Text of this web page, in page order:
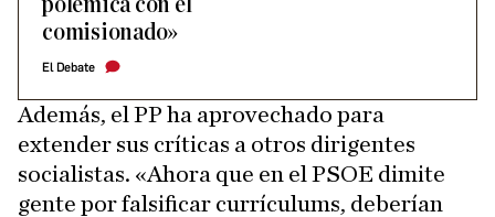
comisionado»
El Debate
Además, el PP ha aprovechado para
extender sus críticas a otros dirigentes
socialistas. «Ahora que en el PSOE dimite
gente por falsificar currículums, deberían